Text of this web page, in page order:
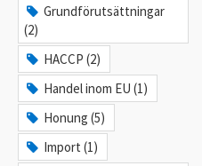
Grundförutsättningar
(2)
HACCP (2)
Handel inom EU (1)
Honung (5)
Import (1)